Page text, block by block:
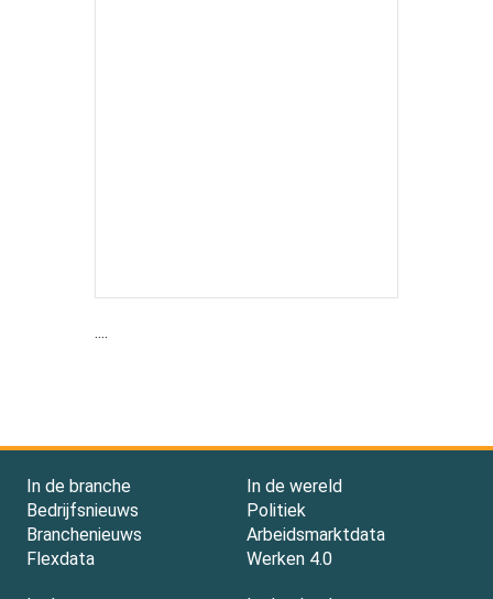
....
In de branche
Bedrijfsnieuws
Branchenieuws
Flexdata
In de wereld
Politiek
Arbeidsmarktdata
Werken 4.0